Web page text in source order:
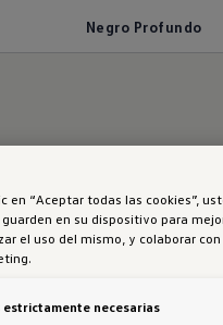
Negro Profundo
en “Aceptar todas las cookies”,
guarden en su dispositivo para
el uso del mismo, y colaborar
estrictamente necesarias